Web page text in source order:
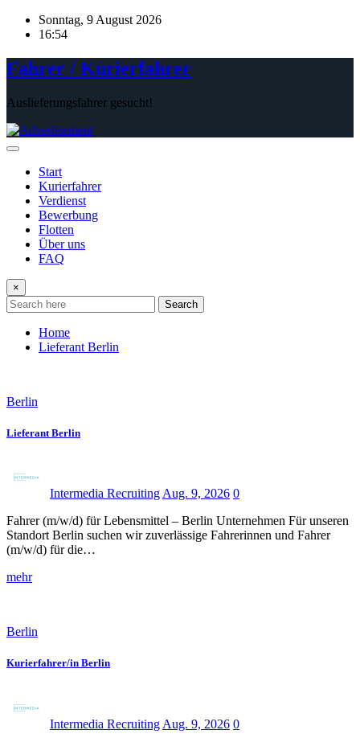
Skip
Sonntag, 9 August 2026
16:54
Fahrer / Kurierfahrer
Auslieferungsfahrer gesucht!
Start
Kurierfahrer
Verdienst
Bewerbung
Flotten
Über uns
FAQ
×
Search
Home
Lieferant Berlin
Berlin
Lieferant Berlin
Intermedia Recruiting Aug. 9, 2026 0
Fahrer (m/w/d) für Lebensmittel – Berlin Unternehmen Für unseren
Standort Berlin suchen wir zuverlässige Fahrerinnen und Fahrer
(m/w/d) für die…
mehr
Berlin
Kurierfahrer/in Berlin
Intermedia Recruiting Aug. 9, 2026 0